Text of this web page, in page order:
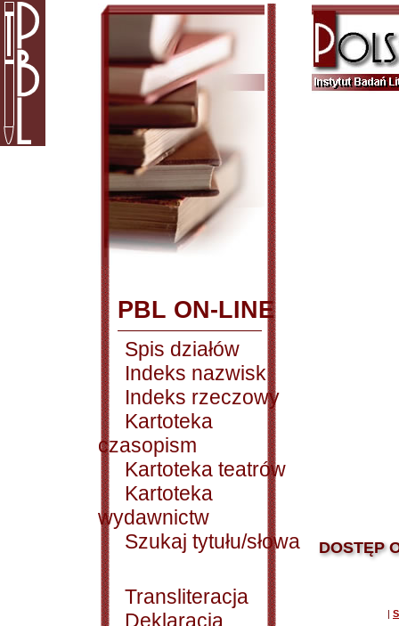
PBL ON-LINE
Spis działów
Indeks nazwisk
Indeks rzeczowy
Kartoteka
czasopism
Kartoteka teatrów
Kartoteka
wydawnictw
Szukaj tytułu/słowa
Transliteracja
Deklaracja
DOSTĘP
|